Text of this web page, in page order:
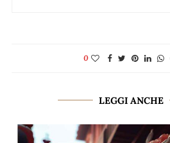
0
LEGGI ANCHE